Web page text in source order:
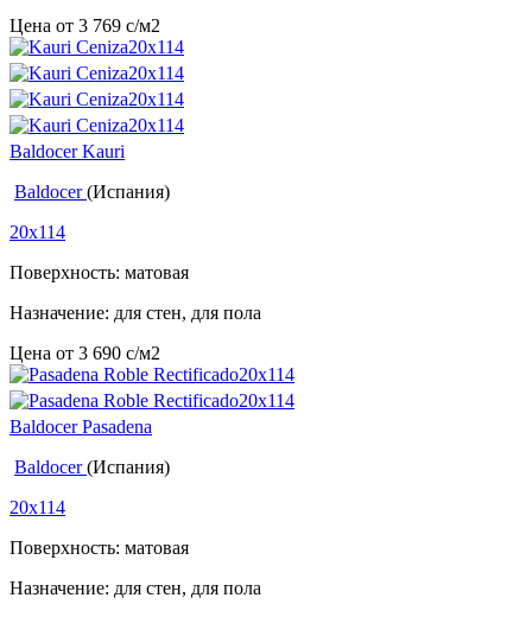
Цена от 3 769 c/м2
Baldocer Kauri
Baldocer(Испания)
20x114
Поверхность: матовая
Назначение: для стен, для пола
Цена от 3 690 c/м2
Baldocer Pasadena
Baldocer(Испания)
20x114
Поверхность: матовая
Назначение: для стен, для пола